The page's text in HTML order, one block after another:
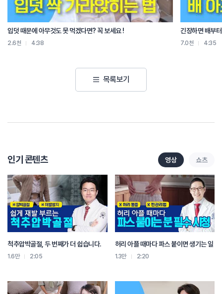
손으로 바닥을 짚고 천천히 일어납니다.
이 짧은 동작만으로도 허리 근육의 긴장이 풀리고
아침 허리 굳은감을 줄일 수 있습니다.
날씨가 추우면 허리 근육 온도가 1~2도 떨어져도
그래서 외출 전엔 허리를 따뜻하게 만들어 주는게 중요합니다.
찜질팩이나 온열패드로 10분 정도 허리 주변을 덥혀 주세요.
실내에서 가벼운 제자리 걷기나 스트레칭으로
다음으로 운전하시는 분들은 운전 전에 쿠션으로 허리를 지지하고
마지막으로 하루를 마친 저녁에는
집에 돌아와 온찜질을 15분 정도 해 주면
근육의 피로가 풀리고 혈액 순환이 좋아집니다.
그리고 잠자기 전에 아침에 해줬던 누워서 무릎을 세우고
좌우로 흔들어 주기 무릎 세우고 엉덩이 들어올리기와 같은 스트레칭을
다시 한번 추천드립니다.
이 동작들을 1분에서 2분씩만 해 주세요.
이건 단순한 스트레칭이 아니라
허리의 순환을 회복시키고 자는 동안 통증이 덜하도록 도와주는
동작을 할 때 통증이 발생한다면 현재 본인 상태에 적합한 운동이 아니기 때문에
입덧 때문에 아무것도 못 먹겠다면? 꼭 보세요 !
2.6천 4:38
긴장하면 배부
7.0천 4:35
목록보기
인기 콘텐츠 영상 쇼츠
척추압박골절, 두 번째가 더 쉽습니다.
1.6만 2:05
허리 아플 때마다 파스 붙이면 생기는 일
1.3만 2:20